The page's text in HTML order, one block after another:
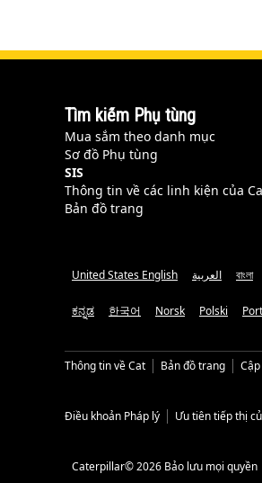
Tìm kiếm Phụ tùng
Mua sắm theo danh mục
Sơ đồ Phụ tùng
SIS
Thông tin về các linh kiện của
Bản đồ trang
United States English العربية বাংলা
ಕನ್ನಡ 한국어 Norsk Polski
Thông tin về Cat Bản đồ trang
Điều khoản Pháp lý Ưu tiên tiếp thị
Caterpillar© 2026 Bảo lưu mọi quyền